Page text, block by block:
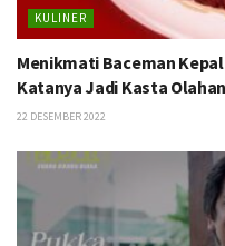
KULINER
Menikmati Baceman
Katanya Jadi Kasta
22 DESEMBER 2022